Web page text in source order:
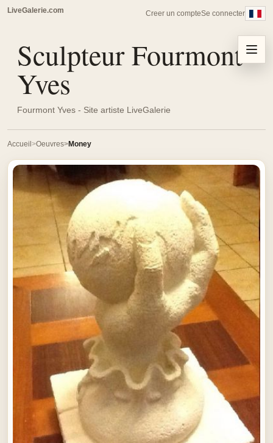
LiveGalerie.com Creer un compteSe connecter
Sculpteur Fourmont
Yves
Fourmont Yves - Site artiste LiveGalerie
Menu
Accueil Oeuvres Money